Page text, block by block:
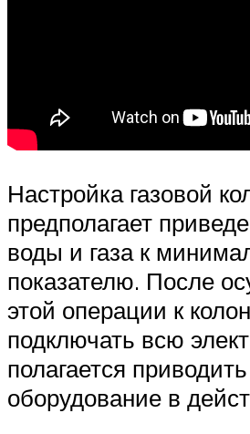
Настройка газовой
предполагает
воды и газа к
показателю. После
этой операции к
подключать всю
полагается приводить
оборудование в